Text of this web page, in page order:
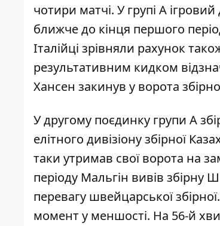
чотири матчі. У групі А ігровий
ближче до кінця першого
Італійці зрівняли рахунок
результативним кидком
Хансен закинув у ворота
У другому поєдинку групи А
елітного дивізіону збірної
таки утримав свої ворота на
періоду Мальгін вивів збірну
перевагу швейцарської
момент у меншості. На 56-й